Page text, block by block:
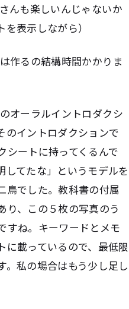
んも楽しいんじゃないか
表示しながら）
作るの結構時間かかりま
オーラルイントロダクシ
のイントロダクションで
シートに持ってくるんで
してたな」というモデルを
鳥でした。教科書の付属
り、この５枚の写真のう
すね。キーワードとメモ
に載っているので、最低限
。私の場合はもう少し足し